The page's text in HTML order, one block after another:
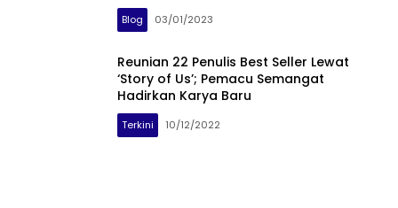
Blog 03/01/2023
Reunian 22 Penulis Best Seller Lewat
‘Story of Us’; Pemacu Semangat
Hadirkan Karya Baru
Terkini 10/12/2022